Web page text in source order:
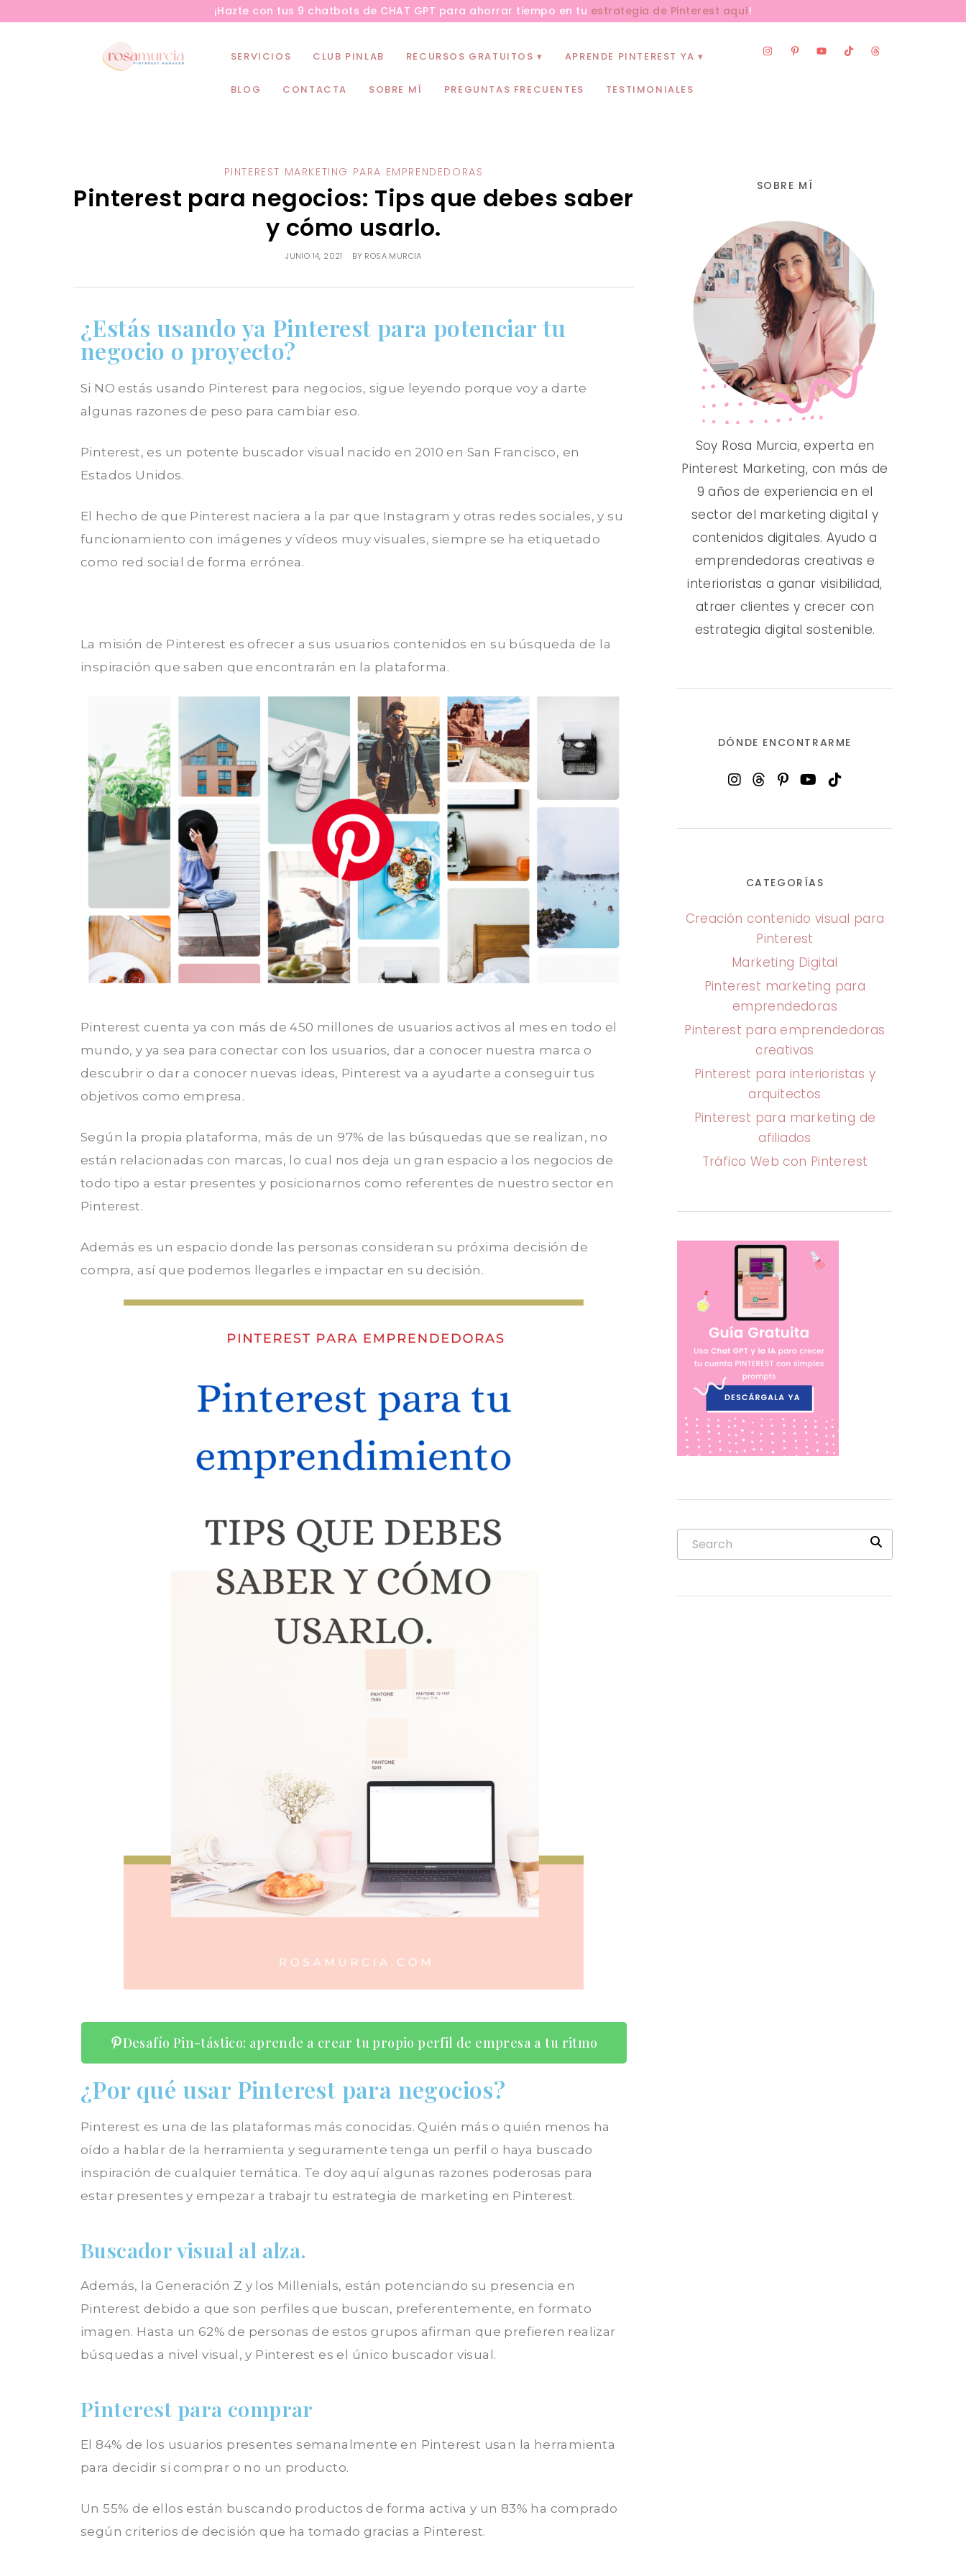
¡Hazte con tus 9 chatbots de CHAT GPT para ahorrar tiempo en tu estrategia de Pinterest aquí!
SERVICIOS CLUB PINLAB RECURSOS GRATUITOS APRENDE PINTEREST YA
BLOG CONTACTA SOBRE MÍ PREGUNTAS FRECUENTES TESTIMONIALES
PINTEREST MARKETING PARA EMPRENDEDORAS
Pinterest para negocios: Tips que debes saber
y cómo usarlo.
JUNIO 14, 2021 BY ROSA MURCIA
¿Estás usando ya Pinterest para potenciar tu
negocio o proyecto?
Si NO estás usando Pinterest para negocios, sigue leyendo porque voy a darte
algunas razones de peso para cambiar eso.
Pinterest, es un potente buscador visual nacido en 2010 en San Francisco, en
Estados Unidos.
El hecho de que Pinterest naciera a la par que Instagram y otras redes sociales, y su
funcionamiento con imágenes y vídeos muy visuales, siempre se ha etiquetado
como red social de forma errónea.
La misión de Pinterest es ofrecer a sus usuarios contenidos en su búsqueda de la
inspiración que saben que encontrarán en la plataforma.
Pinterest cuenta ya con más de 450 millones de usuarios activos al mes en todo el
mundo, y ya sea para conectar con los usuarios, dar a conocer nuestra marca o
descubrir o dar a conocer nuevas ideas, Pinterest va a ayudarte a conseguir tus
objetivos como empresa.
Según la propia plataforma, más de un 97% de las búsquedas que se realizan, no
están relacionadas con marcas, lo cual nos deja un gran espacio a los negocios de
todo tipo a estar presentes y posicionarnos como referentes de nuestro sector en
Pinterest.
Además es un espacio donde las personas consideran su próxima decisión de
compra, así que podemos llegarles e impactar en su decisión.
Desafío Pin-tástico: aprende a crear tu propio perfil de empresa a tu ritmo
¿Por qué usar Pinterest para negocios?
Pinterest es una de las plataformas más conocidas. Quién más o quién menos ha
oído a hablar de la herramienta y seguramente tenga un perfil o haya buscado
inspiración de cualquier temática. Te doy aquí algunas razones poderosas para
estar presentes y empezar a trabajr tu estrategia de marketing en Pinterest.
Buscador visual al alza.
Además, la Generación Z y los Millenials, están potenciando su presencia en
Pinterest debido a que son perfiles que buscan, preferentemente, en formato
imagen. Hasta un 62% de personas de estos grupos afirman que prefieren realizar
búsquedas a nivel visual, y Pinterest es el único buscador visual.
Pinterest para comprar
El 84% de los usuarios presentes semanalmente en Pinterest usan la herramienta
para decidir si comprar o no un producto.
Un 55% de ellos están buscando productos de forma activa y un 83% ha comprado
según criterios de decisión que ha tomado gracias a Pinterest.
SOBRE MÍ
Soy Rosa Murcia, experta en
Pinterest Marketing, con más de
9 años de experiencia en el
sector del marketing digital y
contenidos digitales. Ayudo a
emprendedoras creativas e
interioristas a ganar visibilidad,
atraer clientes y crecer con
estrategia digital sostenible.
DÓNDE ENCONTRARME
CATEGORÍAS
Creación contenido visual para
Pinterest
Marketing Digital
Pinterest marketing para
emprendedoras
Pinterest para emprendedoras
creativas
Pinterest para interioristas y
arquitectos
Pinterest para marketing de
afiliados
Tráfico Web con Pinterest